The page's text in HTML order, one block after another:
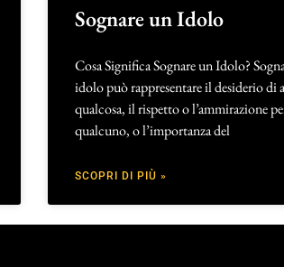
Sognare un Idolo
Cosa Significa Sognare un Idolo?
idolo può rappresentare il desiderio di
qualcosa, il rispetto o l’ammirazione
qualcuno, o l’importanza del
SCOPRI DI PIÙ »